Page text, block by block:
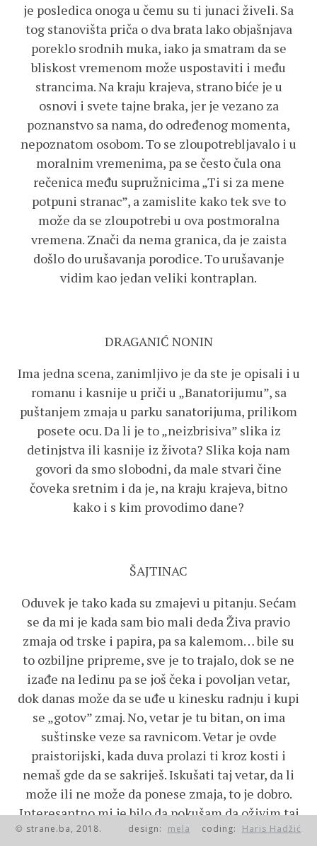
je posledica onoga u čemu su ti junaci živeli. Sa
tog stanovišta priča o dva brata lako objašnjava
poreklo srodnih muka, iako ja smatram da se
bliskost vremenom može uspostaviti i među
strancima. Na kraju krajeva, strano biće je u
osnovi i svete tajne braka, jer je vezano za
poznanstvo sa nama, do određenog momenta,
nepoznatom osobom. To se zloupotrebljavalo i u
moralnim vremenima, pa se često čula ona
rečenica među supružnicima „Ti si za mene
potpuni stranac”, a zamislite kako tek sve to
može da se zloupotrebi u ova postmoralna
vremena. Znači da nema granica, da je zaista
došlo do urušavanja porodice. To urušavanje
vidim kao jedan veliki kontraplan.
DRAGANIĆ NONIN
Ima jedna scena, zanimljivo je da ste je opisali i u
romanu i kasnije u priči u „Banatorijumu”, sa
puštanjem zmaja u parku sanatorijuma, prilikom
posete ocu. Da li je to „neizbrisiva” slika iz
detinjstva ili kasnije iz života? Slika koja nam
govori da smo slobodni, da male stvari čine
čoveka sretnim i da je, na kraju krajeva, bitno
kako i s kim provodimo dane?
ŠAJTINAC
Oduvek je tako kada su zmajevi u pitanju. Sećam
se da mi je kada sam bio mali deda Živa pravio
zmaja od trske i papira, pa sa kalemom… bile su
to ozbiljne pripreme, sve je to trajalo, dok se ne
izađe na ledinu pa se još čeka i povoljan vetar,
dok danas može da se uđe u kinesku radnju i kupi
se „gotov” zmaj. No, vetar je tu bitan, on ima
suštinske veze sa ravnicom. Vetar je ovde
praistorijski, kada duva prolazi ti kroz kosti i
nemaš gde da se sakriješ. Iskušati taj vetar, da li
može ili ne može da ponese zmaja, to je dobro.
Interesantno mi je bilo da pokušam da oživim taj
osećaj. Otac mi nikada nije puštao zmaja, to sam
© strane.ba, 2018. design: mela coding: Haris Hadžić